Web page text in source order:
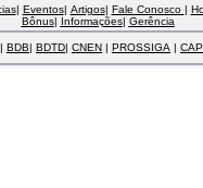
| Eventos| Artigos| Fale Conosco |
Bônus| Informações| Gerência
| BDB| BDTD| CNEN | PROSSIGA |